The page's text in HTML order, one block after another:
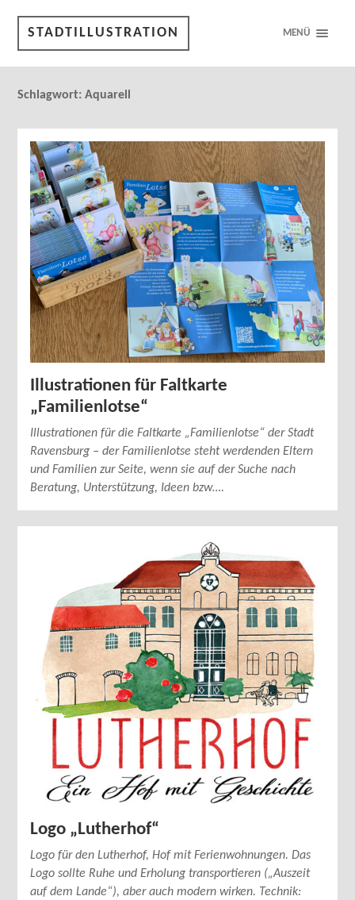
STADTILLUSTRATION MENÜ
Schlagwort:Aquarell
Illustrationen für Faltkarte
„Familienlotse“
Illustrationen für die Faltkarte „Familienlotse“ der Stadt
Ravensburg – der Familienlotse steht werdenden Eltern
und Familien zur Seite, wenn sie auf der Suche nach
Beratung, Unterstützung, Ideen bzw….
Logo „Lutherhof“
Logo für den Lutherhof, Hof mit Ferienwohnungen. Das
Logo sollte Ruhe und Erholung transportieren („Auszeit
auf dem Lande“), aber auch modern wirken. Technik: